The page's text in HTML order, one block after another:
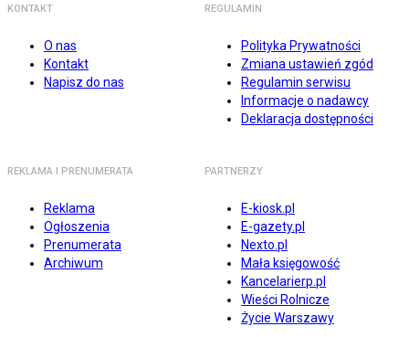
KONTAKT
O nas
Kontakt
Napisz do nas
REGULAMIN
Polityka Prywatności
Zmiana ustawień zgód
Regulamin serwisu
Informacje o nadawcy
Deklaracja dostępności
REKLAMA I PRENUMERATA
Reklama
Ogłoszenia
Prenumerata
Archiwum
PARTNERZY
E-kiosk.pl
E-gazety.pl
Nexto.pl
Mała księgowość
Kancelarierp.pl
Wieści Rolnicze
Życie Warszawy